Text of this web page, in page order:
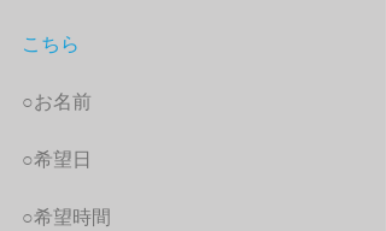
こちら
○お名前
○希望日
○希望時間